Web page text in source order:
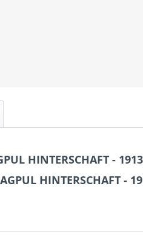
HINTERSCHAFT - 1913
HINTERSCHAFT -